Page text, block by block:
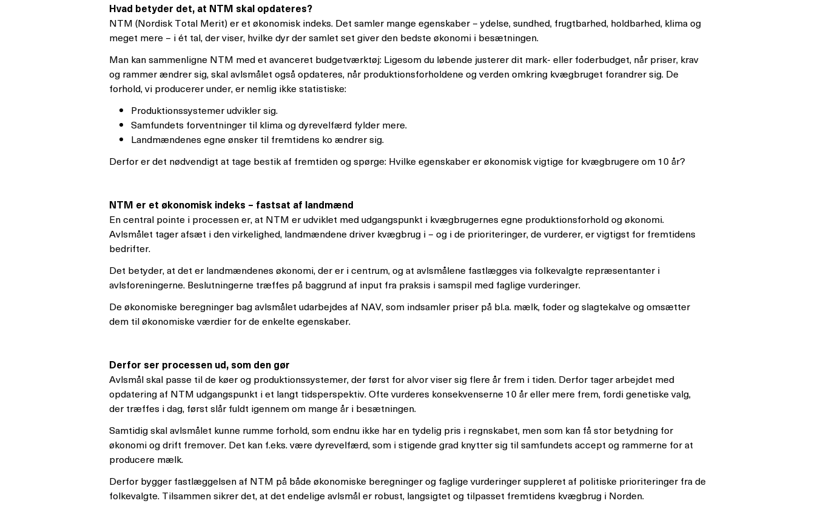
Hvad betyder det, at NTM skal opdateres?
NTM (Nordisk Total Merit) er et økonomisk indeks. Det samler mange egenskaber – ydelse, sundhed, frugtbarhed, holdbarhed, klima og
meget mere – i ét tal, der viser, hvilke dyr der samlet set giver den bedste økonomi i besætningen.
Man kan sammenligne NTM med et avanceret budgetværktøj: Ligesom du løbende justerer dit mark- eller foderbudget, når priser, krav
og rammer ændrer sig, skal avlsmålet også opdateres, når produktionsforholdene og verden omkring kvægbruget forandrer sig. De
forhold, vi producerer under, er nemlig ikke statistiske:
Produktionssystemer udvikler sig.
Samfundets forventninger til klima og dyrevelfærd fylder mere.
Landmændenes egne ønsker til fremtidens ko ændrer sig.
Derfor er det nødvendigt at tage bestik af fremtiden og spørge: Hvilke egenskaber er økonomisk vigtige for kvægbrugere om 10 år?
NTM er et økonomisk indeks – fastsat af landmænd
En central pointe i processen er, at NTM er udviklet med udgangspunkt i kvægbrugernes egne produktionsforhold og økonomi.
Avlsmålet tager afsæt i den virkelighed, landmændene driver kvægbrug i – og i de prioriteringer, de vurderer, er vigtigst for fremtidens
bedrifter.
Det betyder, at det er landmændenes økonomi, der er i centrum, og at avlsmålene fastlægges via folkevalgte repræsentanter i
avlsforeningerne. Beslutningerne træffes på baggrund af input fra praksis i samspil med faglige vurderinger.
De økonomiske beregninger bag avlsmålet udarbejdes af NAV, som indsamler priser på bl.a. mælk, foder og slagtekalve og omsætter
dem til økonomiske værdier for de enkelte egenskaber.
Derfor ser processen ud, som den gør
Avlsmål skal passe til de køer og produktionssystemer, der først for alvor viser sig flere år frem i tiden. Derfor tager arbejdet med
opdatering af NTM udgangspunkt i et langt tidsperspektiv. Ofte vurderes konsekvenserne 10 år eller mere frem, fordi genetiske valg,
der træffes i dag, først slår fuldt igennem om mange år i besætningen.
Samtidig skal avlsmålet kunne rumme forhold, som endnu ikke har en tydelig pris i regnskabet, men som kan få stor betydning for
økonomi og drift fremover. Det kan f.eks. være dyrevelfærd, som i stigende grad knytter sig til samfundets accept og rammerne for at
producere mælk.
Derfor bygger fastlæggelsen af NTM på både økonomiske beregninger og faglige vurderinger suppleret af politiske prioriteringer fra de
folkevalgte. Tilsammen sikrer det, at det endelige avlsmål er robust, langsigtet og tilpasset fremtidens kvægbrug i Norden.